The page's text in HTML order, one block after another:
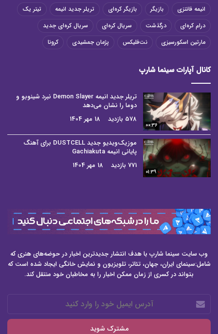
انیمه فانتزی
بازیگر بازیگر کره‌ای تریلر جدید انیمه
تیتر یک
درام کره‌ای
درگذشت سریال کره‌ای
سریال کره‌ای جدید
مارتین اسکورسیزی
نت‌فلیکس پژمان جمشیدی کرونا
کانال آپارات سینما شارپ
00:36
تریلر جدید انیمه Demon Slayer نبرد شینوبو و
دوما را نشان می‌دهد
578 بازدید
18 مهر 1404
01:39
موزیک‌ویدیو جدید DUSTCELL برای آهنگ
پایانی انیمه Gachiakuta
771 بازدید
18 مهر 1404
وب سایت سینما شارپ با هدف انتشار جدیدترین اخبار در حوضه‌های هنری که
شامل:سینمای ایران، جهان، تئاتر، تلویزیون و نمایش خانگی ایجاد شده است که
بتواند در کسری از زمان ممکن اخبار را به مخاطبان خود منتقل کند.
آدرس
ایمیل
خود